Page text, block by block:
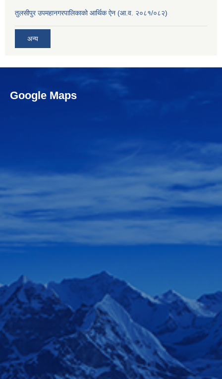
तुलसीपुर उपमहानगरपालिकाको आर्थिक ऐन (आ.व. २०८१/०८२)
अन्य
Google Maps